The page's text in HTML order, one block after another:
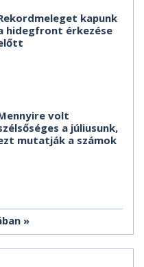
kapunk
hidegfront érkezése
volt
a júliusunk,
mutatják a számok